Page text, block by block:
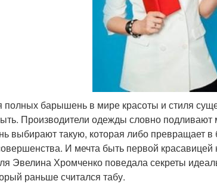
полных барышень в мире красоты и стиля
Производители одежды словно
выбирают такую, которая либо превращает
И мечта быть первой красавицей
Эвелина Хромченко поведала секреты
раньше считался табу.